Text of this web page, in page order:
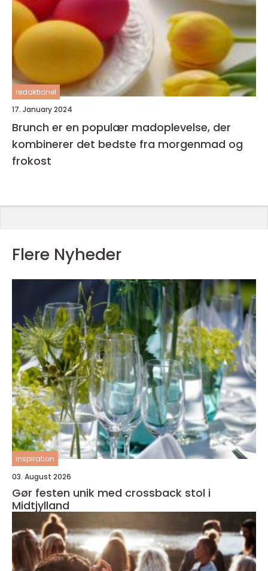
redaktionel
17. January 2024
Brunch er en populær madoplevelse, der
kombinerer det bedste fra morgenmad og
frokost
Flere Nyheder
inspiration
03. August 2026
Gør festen unik med crossback stol i
Midtjylland